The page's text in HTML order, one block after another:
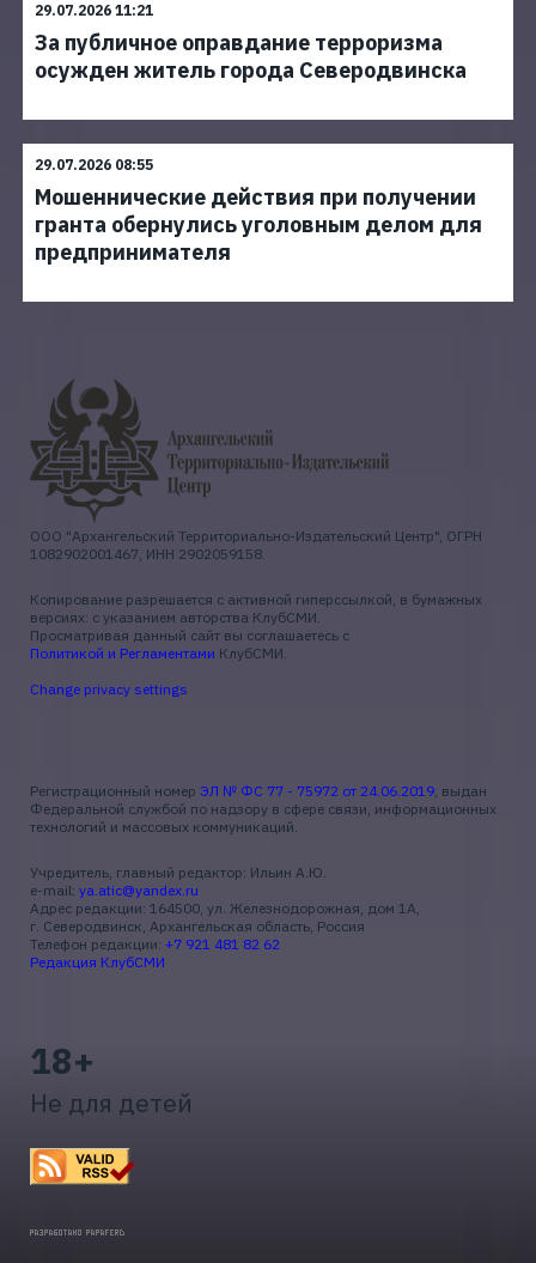
29.07.2026 11:21
За публичное оправдание терроризма
осужден житель города Северодвинска
29.07.2026 08:55
Мошеннические действия при получении
гранта обернулись уголовным делом для
предпринимателя
ООО "Архангельский Территориально-Издательский Центр", ОГРН
1082902001467, ИНН 2902059158.
Копирование разрешается с активной гиперссылкой, в бумажных
версиях: с указанием авторства КлубСМИ.
Просматривая данный сайт вы соглашаетесь с
Политикой и Регламентами КлубСМИ.
Change privacy settings
Регистрационный номер ЭЛ № ФС 77 - 75972 от 24.06.2019, выдан
Федеральной службой по надзору в сфере связи, информационных
технологий и массовых коммуникаций.
Учредитель, главный редактор: Ильин А.Ю.
e-mail: ya.atic@yandex.ru
Адрес редакции: 164500, ул. Железнодорожная, дом 1А,
г. Северодвинск, Архангельская область, Россия
Телефон редакции: +7 921 481 82 62
Редакция КлубСМИ
18+
Не для детей